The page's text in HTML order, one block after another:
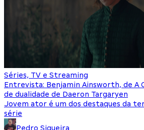
Séries, TV e Streaming
Entrevista: Benjamin Ainsworth, de A
de dualidade de Daeron Targaryen
Jovem ator é um dos destaques da
série
Pedro Siqueira